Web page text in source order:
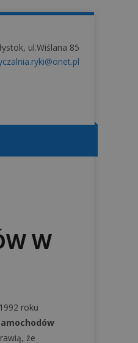
ul.Wiślana 85
W
roku
że